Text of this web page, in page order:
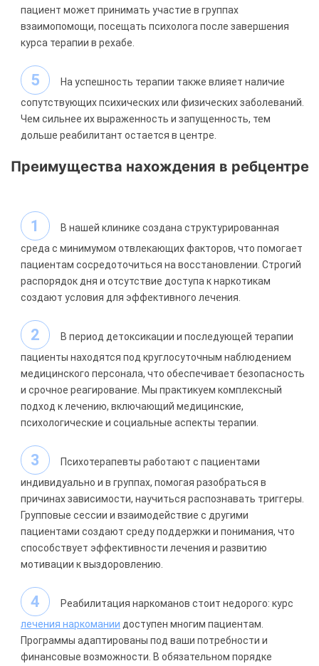
пациент может принимать участие в группах
взаимопомощи, посещать психолога после завершения
курса терапии в рехабе.
На успешность терапии также влияет наличие
сопутствующих психических или физических заболеваний.
Чем сильнее их выраженность и запущенность, тем
дольше реабилитант остается в центре.
Преимущества нахождения в ребцентре
В нашей клинике создана структурированная
среда с минимумом отвлекающих факторов, что помогает
пациентам сосредоточиться на восстановлении. Строгий
распорядок дня и отсутствие доступа к наркотикам
создают условия для эффективного лечения.
В период детоксикации и последующей терапии
пациенты находятся под круглосуточным наблюдением
медицинского персонала, что обеспечивает безопасность
и срочное реагирование. Мы практикуем комплексный
подход к лечению, включающий медицинские,
психологические и социальные аспекты терапии.
Психотерапевты работают с пациентами
индивидуально и в группах, помогая разобраться в
причинах зависимости, научиться распознавать триггеры.
Групповые сессии и взаимодействие с другими
пациентами создают среду поддержки и понимания, что
способствует эффективности лечения и развитию
мотивации к выздоровлению.
Реабилитация наркоманов стоит недорого: курс
лечения наркомании доступен многим пациентам.
Программы адаптированы под ваши потребности и
финансовые возможности. В обязательном порядке